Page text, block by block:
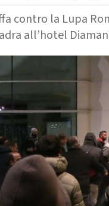
contro la Lupa
all’hotel